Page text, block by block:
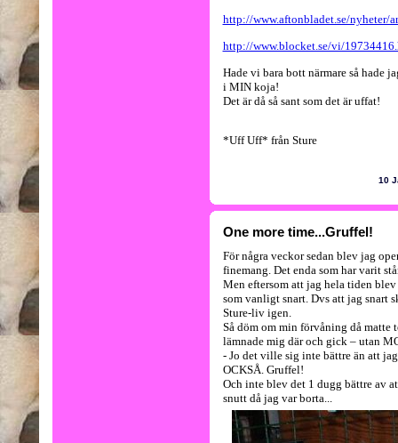
http://www.aftonbladet.se/nyheter/
http://www.blocket.se/vi/
Hade vi bara bott närmare så hade
i MIN koja!
Det är då så sant som det är uffat!
*Uff Uff* från Sture
10
One more time...Gruffel!
För några veckor sedan blev jag
finemang. Det enda som har varit
Men eftersom att jag hela tiden
som vanligt snart. Dvs att jag snart
Sture-liv igen.
Så döm om min förvåning då
lämnade mig där och gick – utan
- Jo det ville sig inte bättre än att
OCKSÅ. Gruffel!
Och inte blev det 1 dugg bättre av
snutt då jag var borta...